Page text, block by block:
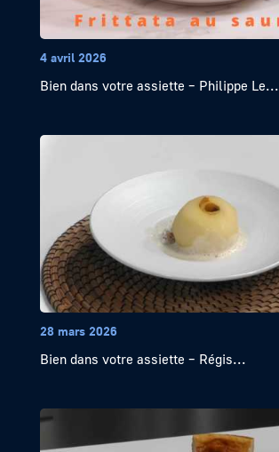
4 avril 2026
Bien dans votre assiette – Philippe Le...
28 mars 2026
Bien dans votre assiette – Régis...